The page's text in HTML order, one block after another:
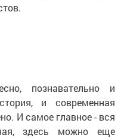
познавательно и
и современная
И самое главное - вся
здесь можно еще